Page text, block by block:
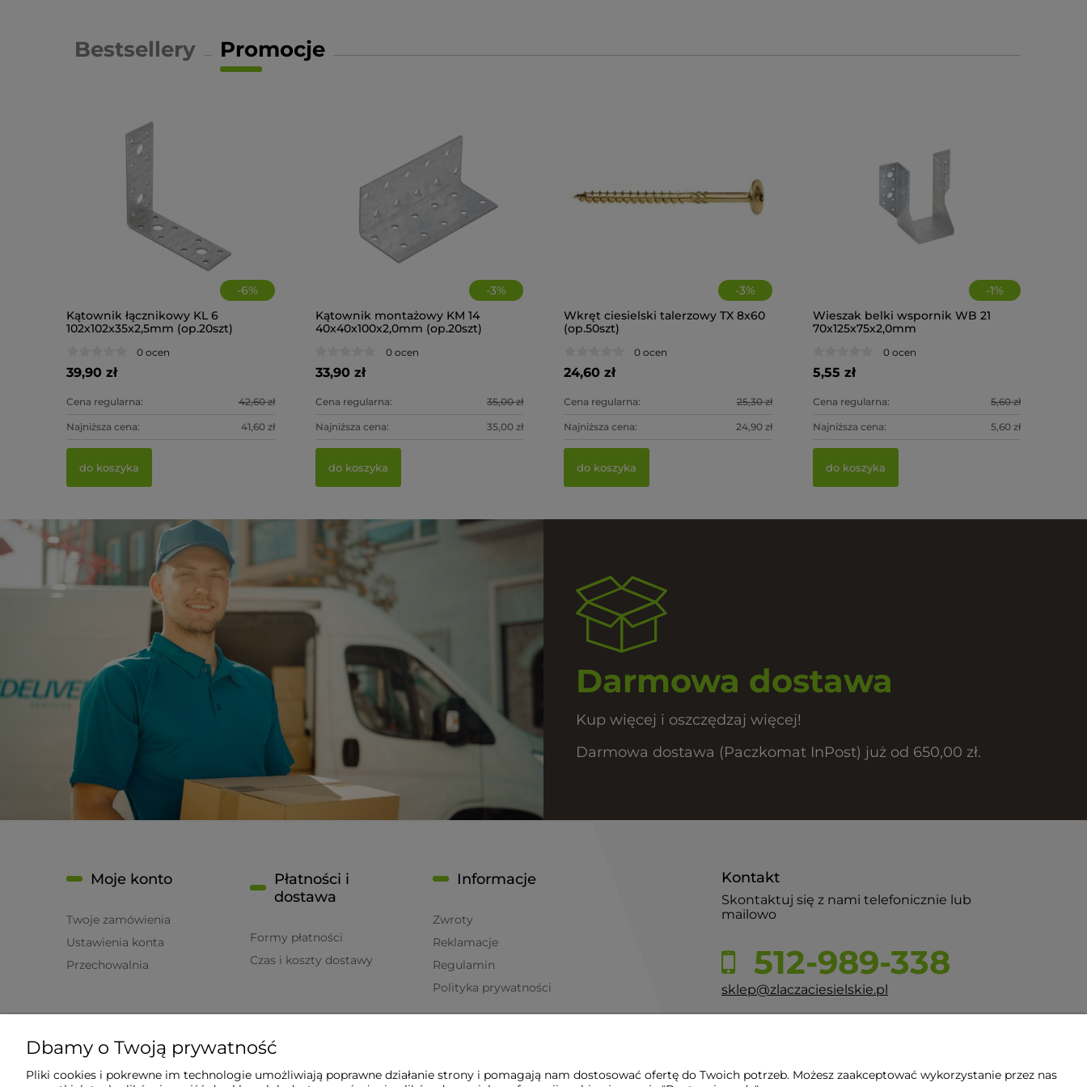
Promocje
Bestsellery
-6%
Kątownik łącznikowy KL 6
102x102x35x2,5mm (op.20szt)
0 ocen
39,90 zł
Cena regularna: 42,60 zł
Najniższa cena: 41,60 zł
do koszyka
-3%
Kątownik montażowy KM 14
40x40x100x2,0mm (op.20szt)
0 ocen
33,90 zł
Cena regularna: 35,00 zł
Najniższa cena: 35,00 zł
do koszyka
-3%
Wkręt ciesielski talerzowy TX 8x60
(op.50szt)
0 ocen
24,60 zł
Cena regularna: 25,30 zł
Najniższa cena: 24,90 zł
do koszyka
-1%
Wieszak belki wspornik WB 21
70x125x75x2,0mm
0 ocen
5,55 zł
Cena regularna: 5,60 zł
Najniższa cena: 5,60 zł
do koszyka
Wieszak belki wspornik WB 10
Darmowa dostawa
Kup więcej i oszczędzaj więcej!
Darmowa dostawa (Paczkomat InPost) już od 650,00 zł.
Kontakt
Skontaktuj się z nami telefonicznie lub
mailowo
512-989-338
sklep@zlaczaciesielskie.pl
Moje konto
Twoje zamówienia
Ustawienia konta
Przechowalnia
Płatności i
dostawa
Formy płatności
Czas i koszty dostawy
Informacje
Zwroty
Reklamacje
Regulamin
Polityka prywatności
Kontakt
Dbamy o Twoją prywatność
Pliki cookies i pokrewne im technologie umożliwiają poprawne działanie strony i pomagają nam dostosować ofertę do Twoich potrzeb. Możesz zaakceptować wykorzystanie przez nas